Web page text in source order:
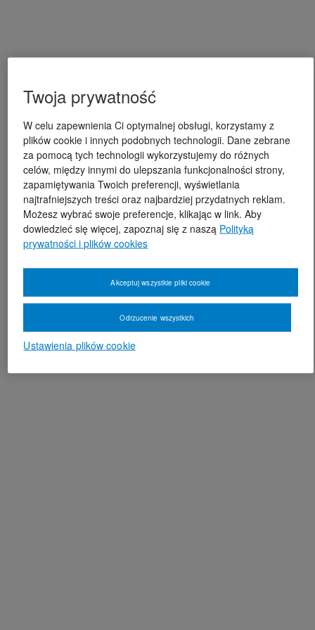
Twoja prywatność
W celu zapewnienia Ci optymalnej obsługi, korzystamy z
plików cookie i innych podobnych technologii. Dane zebrane
za pomocą tych technologii wykorzystujemy do różnych
celów, między innymi do ulepszania funkcjonalności strony,
zapamiętywania Twoich preferencji, wyświetlania
najtrafniejszych treści oraz najbardziej przydatnych reklam.
Możesz wybrać swoje preferencje, klikając w link. Aby
dowiedzieć się więcej, zapoznaj się z naszą Polityką
prywatności i plików cookies
Ustawienia plików cookie
Odrzucenie wszystkich
Akceptuj wszystkie pliki cookie